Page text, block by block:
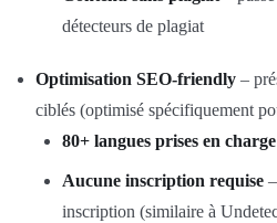
détecteurs de plagiat
Optimisation SEO-friendly –
ciblés (optimisé spécifiquement
80+ langues prises en charge
Aucune inscription requise
inscription (similaire à